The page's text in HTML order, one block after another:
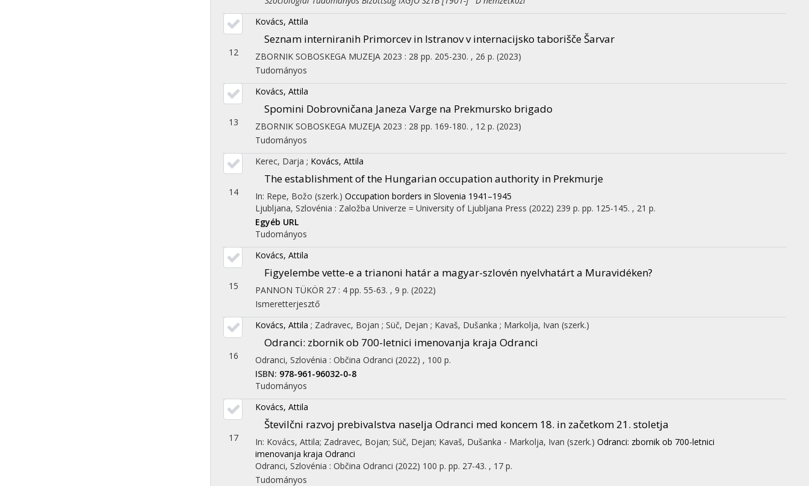
12
Kovács, Attila
Seznam interniranih Primorcev in Istranov v internacijsko taborišče Šarvar
ZBORNIK SOBOSKEGA MUZEJA 2023 : 28 pp. 205-230. , 26 p. (2023)
Tudományos
13
Kovács, Attila
Spomini Dobrovničana Janeza Varge na Prekmursko brigado
ZBORNIK SOBOSKEGA MUZEJA 2023 : 28 pp. 169-180. , 12 p. (2023)
Tudományos
14
Kerec, Darja ; Kovács, Attila
The establishment of the Hungarian occupation authority in Prekmurje
In: Repe, Božo (szerk.) Occupation borders in Slovenia 1941–1945
Ljubljana, Szlovénia : Založba Univerze = University of Ljubljana Press (2022) 239 p. pp. 125-145. , 21 p.
Egyéb URL
Tudományos
15
Kovács, Attila
Figyelembe vette-e a trianoni határ a magyar-szlovén nyelvhatárt a Muravidéken?
PANNON TÜKÖR 27 : 4 pp. 55-63. , 9 p. (2022)
Ismeretterjesztő
16
Kovács, Attila ; Zadravec, Bojan ; Süč, Dejan ; Kavaš, Dušanka ; Markolja, Ivan (szerk.)
Odranci: zbornik ob 700-letnici imenovanja kraja Odranci
Odranci, Szlovénia : Občina Odranci (2022) , 100 p.
ISBN: 978-961-96032-0-8
Tudományos
17
Kovács, Attila
Številčni razvoj prebivalstva naselja Odranci med koncem 18. in začetkom 21. stoletja
In: Kovács, Attila; Zadravec, Bojan; Süč, Dejan; Kavaš, Dušanka - Markolja, Ivan (szerk.) Odranci: zbornik ob 700-letnici
imenovanja kraja Odranci
Odranci, Szlovénia : Občina Odranci (2022) 100 p. pp. 27-43. , 17 p.
Tudományos